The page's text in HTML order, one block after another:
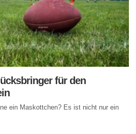
für den
ein Maskottchen? Es ist nicht nur ein